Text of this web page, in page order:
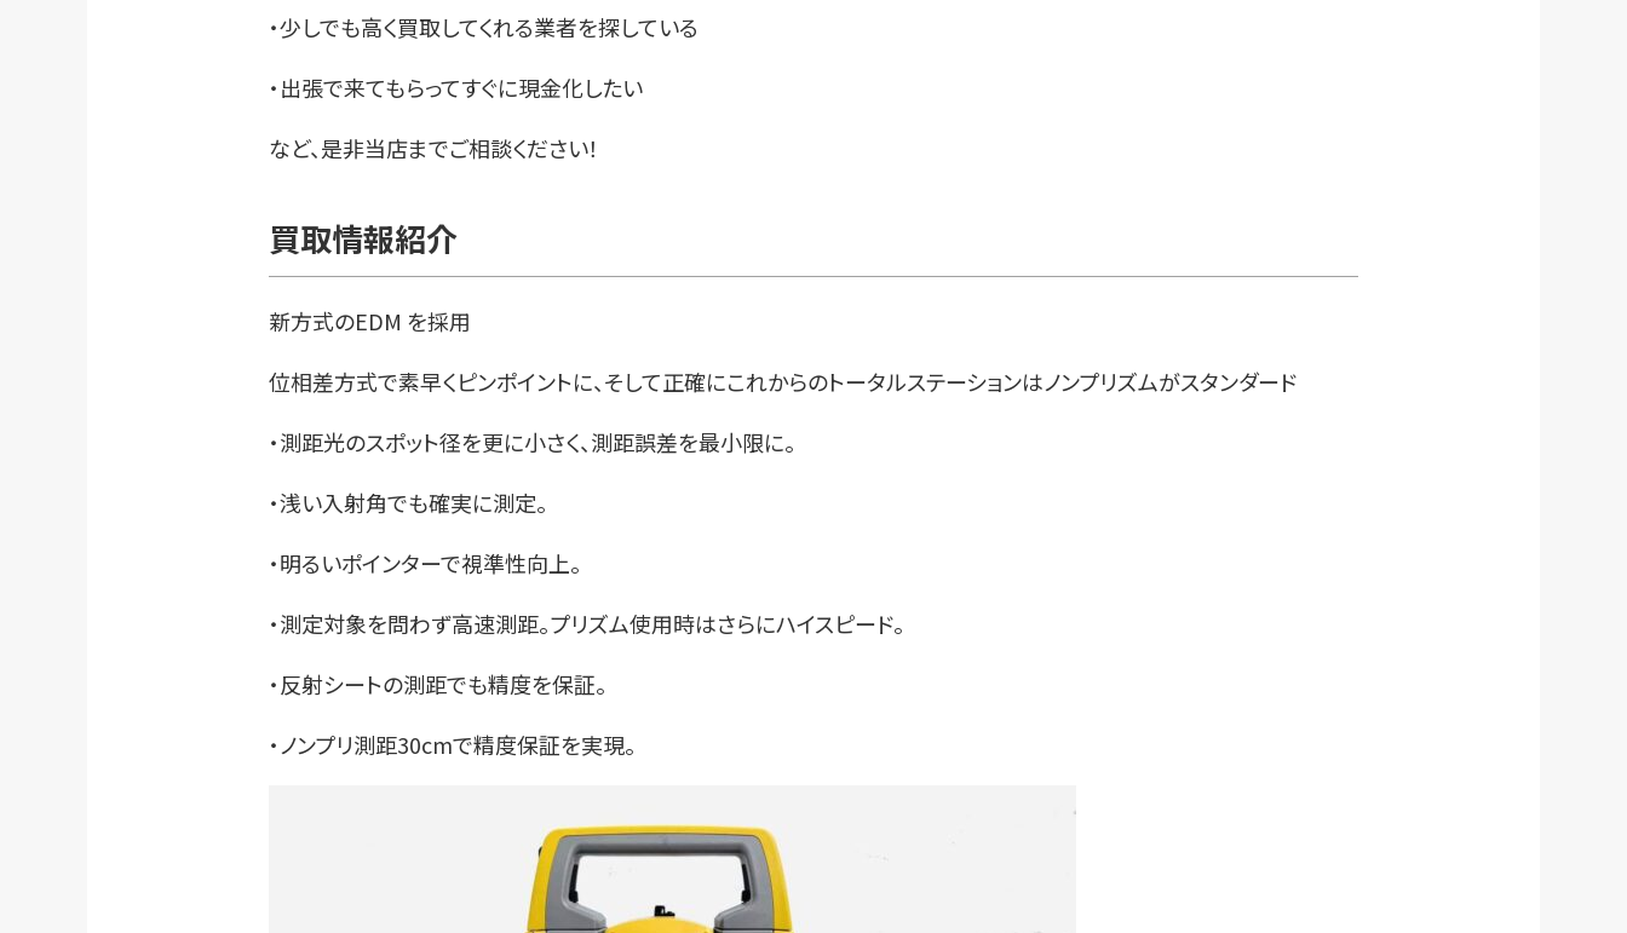
・少しでも高く買取してくれる業者を探している
・出張で来てもらってすぐに現金化したい
など、是非当店までご相談ください！
買取情報紹介
新方式のEDM を採用
位相差方式で素早くピンポイントに、そして正確にこれからのトータルステーションはノンプリズムがスタンダード
・測距光のスポット径を更に小さく、測距誤差を最小限に。
・浅い入射角でも確実に測定。
・明るいポインターで視準性向上。
・測定対象を問わず高速測距。プリズム使用時はさらにハイスピード。
・反射シートの測距でも精度を保証。
・ノンプリ測距30cmで精度保証を実現。